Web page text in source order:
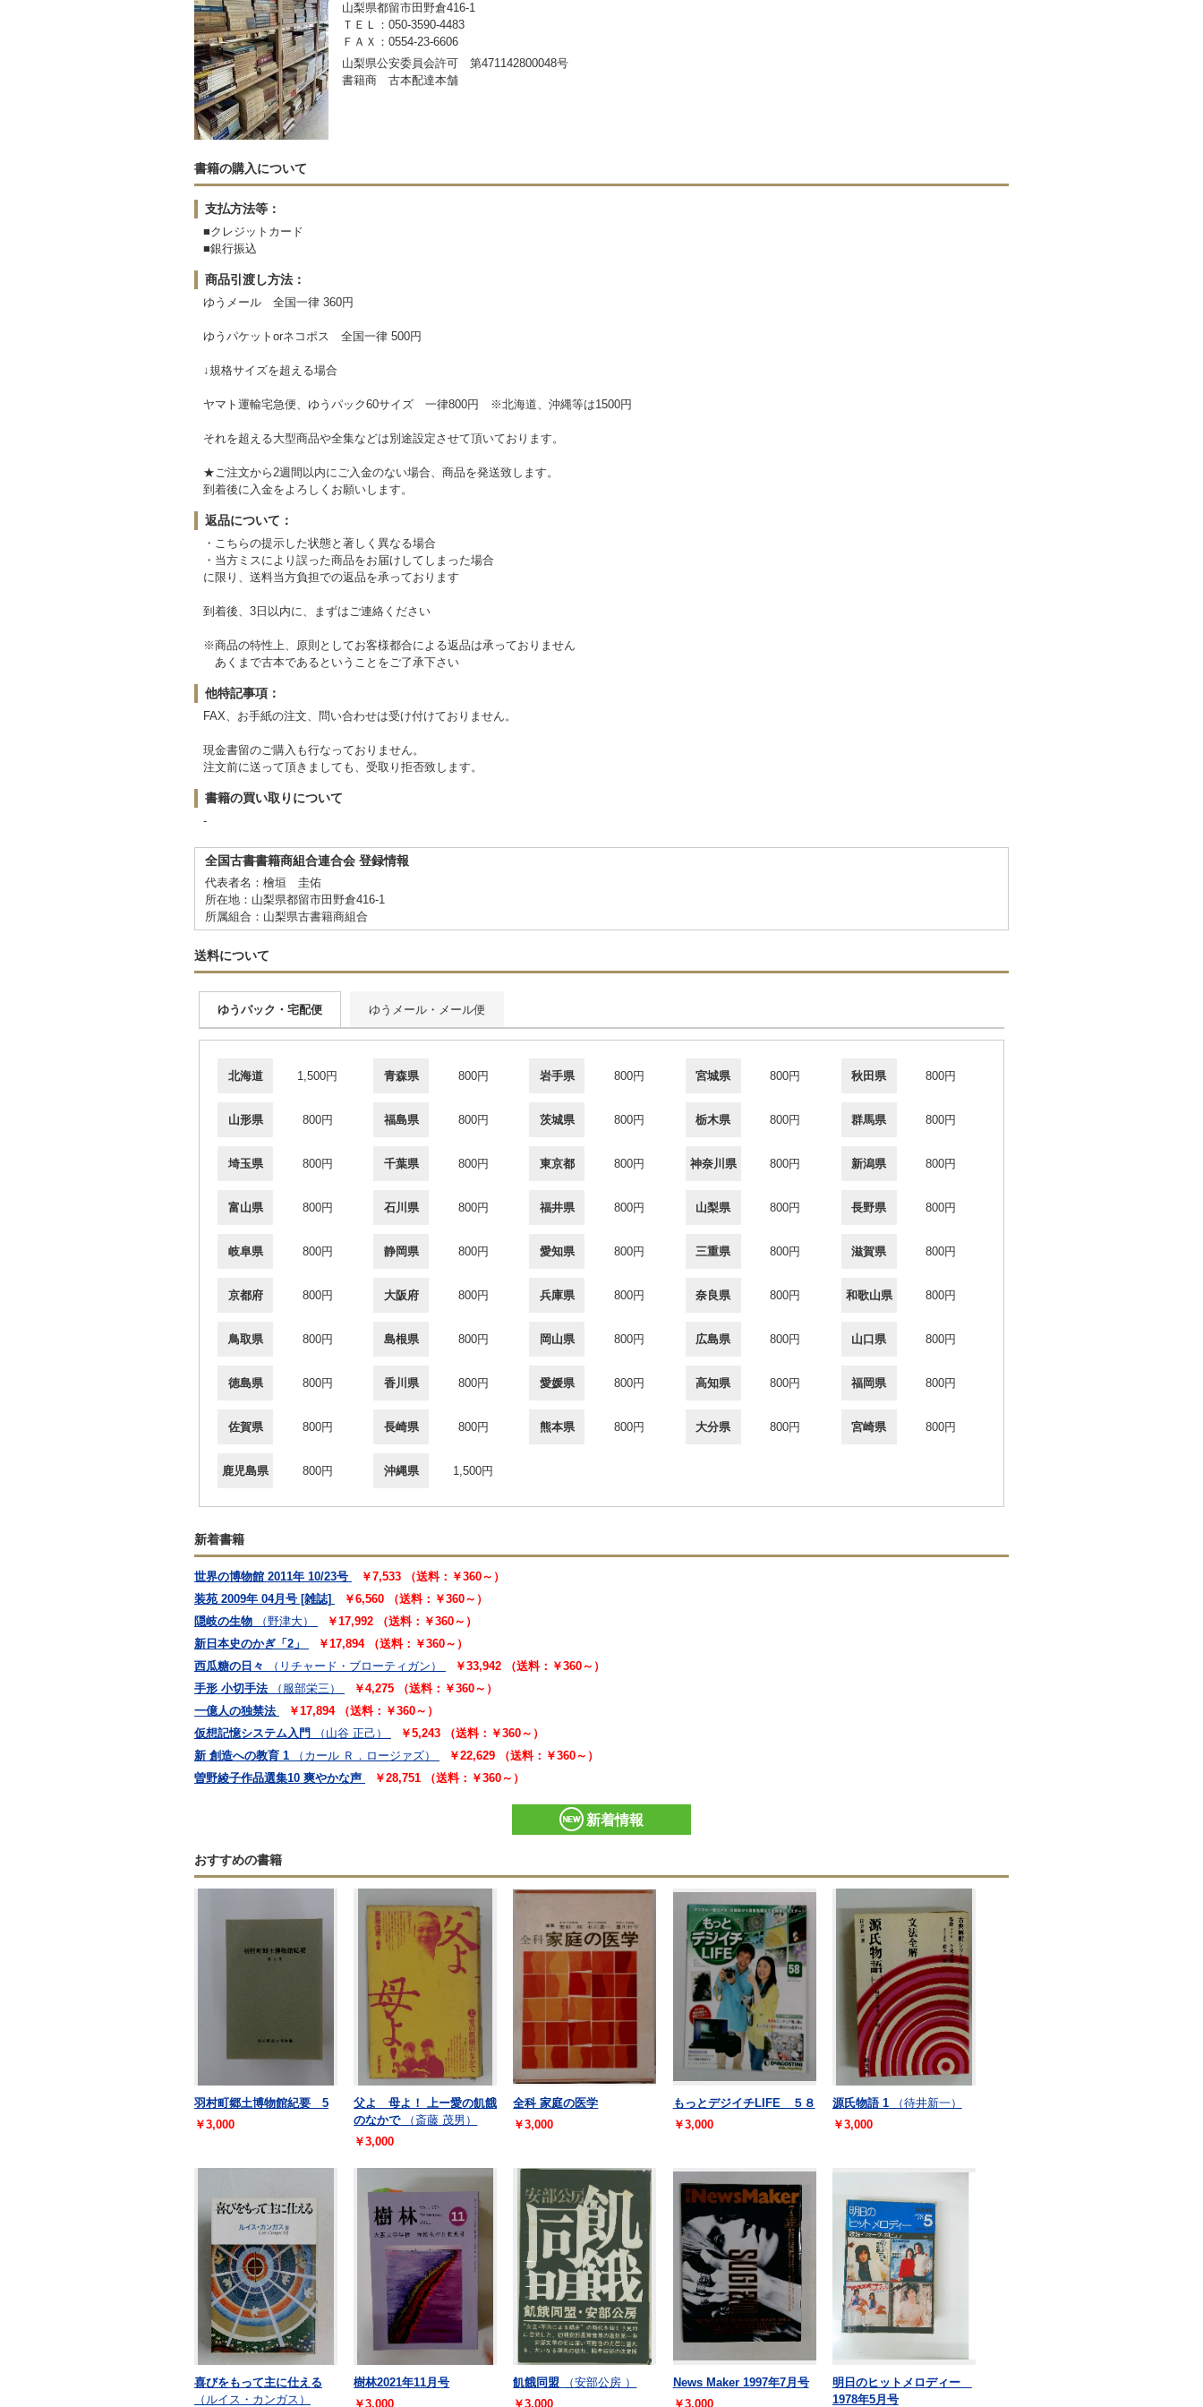
山梨県都留市田野倉416-1
ＴＥＬ：050-3590-4483
ＦＡＸ：0554-23-6606
山梨県公安委員会許可 第471142800048号
書籍商 古本配達本舗
書籍の購入について
支払方法等：
■クレジットカード
■銀行振込
商品引渡し方法：
ゆうメール 全国一律 360円
ゆうパケットorネコポス 全国一律 500円
↓規格サイズを超える場合
ヤマト運輸宅急便、ゆうパック60サイズ 一律800円 ※北海道、沖縄等は1500円
それを超える大型商品や全集などは別途設定させて頂いております。
★ご注文から2週間以内にご入金のない場合、商品を発送致します。
到着後に入金をよろしくお願いします。
返品について：
・こちらの提示した状態と著しく異なる場合
・当方ミスにより誤った商品をお届けしてしまった場合
に限り、送料当方負担での返品を承っております
到着後、3日以内に、まずはご連絡ください
※商品の特性上、原則としてお客様都合による返品は承っておりません
あくまで古本であるということをご了承下さい
他特記事項：
FAX、お手紙の注文、問い合わせは受け付けておりません。
現金書留のご購入も行なっておりません。
注文前に送って頂きましても、受取り拒否致します。
書籍の買い取りについて
-
全国古書書籍商組合連合会 登録情報
代表者名：檜垣 圭佑
所在地：山梨県都留市田野倉416-1
所属組合：山梨県古書籍商組合
送料について
ゆうパック・宅配便 ゆうメール・メール便
北海道 1,500円 青森県 800円 岩手県 800円 宮城県 800円 秋田県 800円
山形県 800円 福島県 800円 茨城県 800円 栃木県 800円 群馬県 800円
埼玉県 800円 千葉県 800円 東京都 800円 神奈川県 800円 新潟県 800円
富山県 800円 石川県 800円 福井県 800円 山梨県 800円 長野県 800円
岐阜県 800円 静岡県 800円 愛知県 800円 三重県 800円 滋賀県 800円
京都府 800円 大阪府 800円 兵庫県 800円 奈良県 800円 和歌山県 800円
鳥取県 800円 島根県 800円 岡山県 800円 広島県 800円 山口県 800円
徳島県 800円 香川県 800円 愛媛県 800円 高知県 800円 福岡県 800円
佐賀県 800円 長崎県 800円 熊本県 800円 大分県 800円 宮崎県 800円
鹿児島県 800円 沖縄県 1,500円
新着書籍
世界の博物館 2011年 10/23号
￥7,533 （送料：￥360～）
装苑 2009年 04月号 [雑誌]
￥6,560 （送料：￥360～）
隠岐の生物
（野津大）
￥17,992 （送料：￥360～）
新日本史のかぎ「2」
￥17,894 （送料：￥360～）
西瓜糖の日々
（リチャード・ブローティガン）
￥33,942 （送料：￥360～）
手形 小切手法
（服部栄三）
￥4,275 （送料：￥360～）
一億人の独禁法
￥17,894 （送料：￥360～）
仮想記憶システム入門
（山谷 正己）
￥5,243 （送料：￥360～）
新 創造への教育 1
（カール Ｒ．ロージァズ）
￥22,629 （送料：￥360～）
曽野綾子作品選集10 爽やかな声
￥28,751 （送料：￥360～）
新着情報
おすすめの書籍
羽村町郷土博物館紀要 5
￥3,000
父よ 母よ！ 上ー愛の飢餓
のなかで
（斎藤 茂男）
￥3,000
全科 家庭の医学
￥3,000
もっとデジイチLIFE ５８
￥3,000
源氏物語 1
（待井新一）
￥3,000
喜びをもって主に仕える
（ルイス・カンガス）
樹林2021年11月号
￥3,000
飢餓同盟
（安部公房 ）
￥3,000
News Maker 1997年7月号
￥3,000
明日のヒットメロディー
1978年5月号